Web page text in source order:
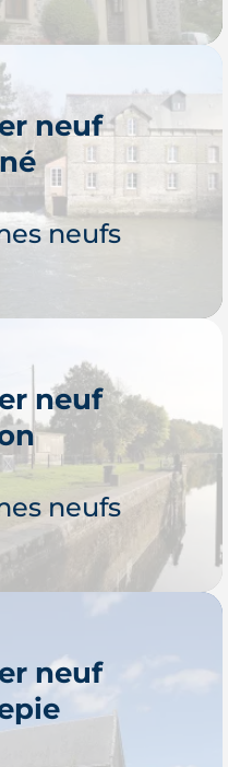
neuf
neufs
neuf
neufs
neuf